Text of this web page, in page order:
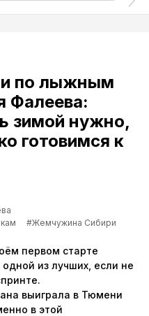
по лыжным
Фалеева:
зимой нужно,
готовимся к
#Жемчужина Сибири
первом старте
из лучших, если не
выиграла в Тюмени
в этой